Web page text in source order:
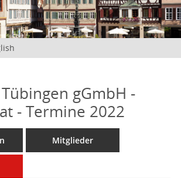
gGmbH -
- Termine 2022
Mitglieder